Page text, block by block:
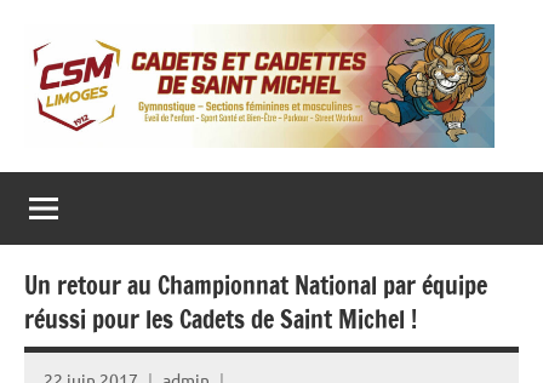
contenu
‒
‒
Eveil
de
l’enfant
Un retour au Championnat National par équipe
réussi pour les Cadets de Saint Michel !